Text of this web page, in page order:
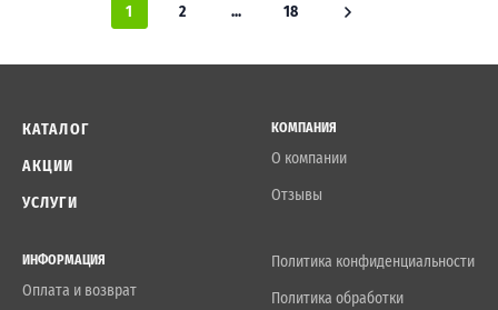
1 2 ... 18
КАТАЛОГ
АКЦИИ
УСЛУГИ
КОМПАНИЯ
О компании
Отзывы
ИНФОРМАЦИЯ
Оплата и возврат
Политика конфиденциальности
Политика обработки